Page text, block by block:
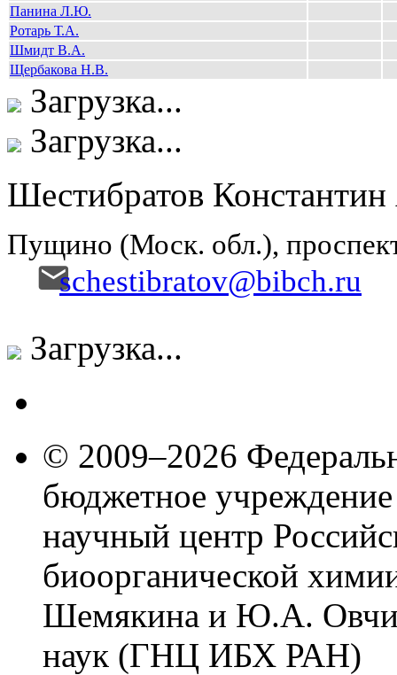
Панина Л.Ю.
Ротарь Т.А.
Шмидт В.А.
Щербакова Н.В.
Загрузка...
Загрузка...
Шестибратов
Пущино (Моск. обл.),
schestibratov@bibch.ru
Загрузка...
© 2009–2026
бюджетное
научный центр
биоорганической
Шемякина и Ю.А.
наук (ГНЦ ИБХ РАН)